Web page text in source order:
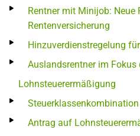
Rentner mit Minijob: Neue
Rentenversicherung
Hinzuverdienstregelung
Auslandsrentner im
Lohnsteuerermäßigung
Antrag auf